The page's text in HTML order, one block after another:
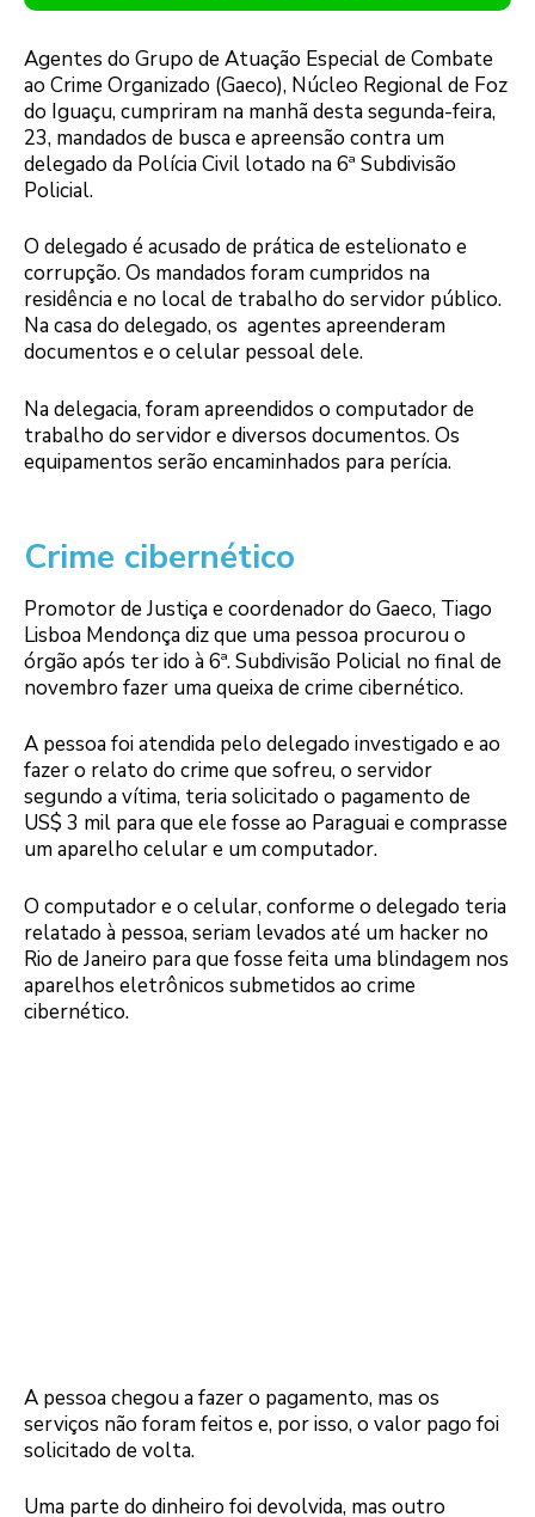
Agentes do Grupo de Atuação Especial de Combate
ao Crime Organizado (Gaeco), Núcleo Regional de Foz
do Iguaçu, cumpriram na manhã desta segunda-feira,
23, mandados de busca e apreensão contra um
delegado da Polícia Civil lotado na 6ª Subdivisão
Policial.
O delegado é acusado de prática de estelionato e
corrupção. Os mandados foram cumpridos na
residência e no local de trabalho do servidor público.
Na casa do delegado, os agentes apreenderam
documentos e o celular pessoal dele.
Na delegacia, foram apreendidos o computador de
trabalho do servidor e diversos documentos. Os
equipamentos serão encaminhados para perícia.
Crime cibernético
Promotor de Justiça e coordenador do Gaeco, Tiago
Lisboa Mendonça diz que uma pessoa procurou o
órgão após ter ido à 6ª. Subdivisão Policial no final de
novembro fazer uma queixa de crime cibernético.
A pessoa foi atendida pelo delegado investigado e ao
fazer o relato do crime que sofreu, o servidor
segundo a vítima, teria solicitado o pagamento de
US$ 3 mil para que ele fosse ao Paraguai e comprasse
um aparelho celular e um computador.
O computador e o celular, conforme o delegado teria
relatado à pessoa, seriam levados até um hacker no
Rio de Janeiro para que fosse feita uma blindagem nos
aparelhos eletrônicos submetidos ao crime
cibernético.
A pessoa chegou a fazer o pagamento, mas os
serviços não foram feitos e, por isso, o valor pago foi
solicitado de volta.
Uma parte do dinheiro foi devolvida, mas outro